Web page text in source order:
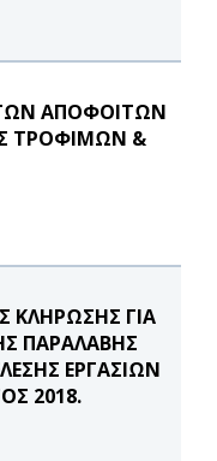
AΠΟΦΟΙΤΩΝ
ΤΡΟΦΙΜΩΝ &
ΚΛΗΡΩΣΗΣ ΓΙΑ
ΠΑΡΑΛΑΒΗΣ
ΕΡΓΑΣΙΩΝ
2018.